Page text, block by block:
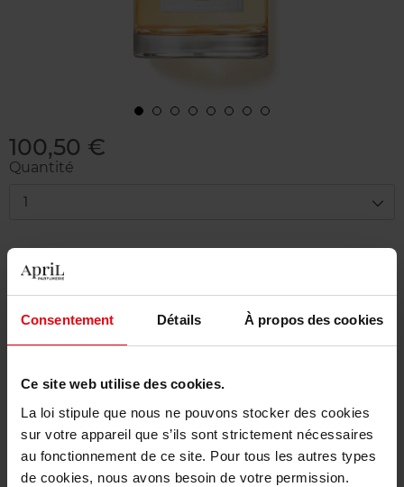
Consentement Détails À propos des cookies
Ce site web utilise des cookies.
La loi stipule que nous ne pouvons stocker des cookies
sur votre appareil que s’ils sont strictement nécessaires
au fonctionnement de ce site. Pour tous les autres types
de cookies, nous avons besoin de votre permission.
100,50 €
Quantité
1
Livraison
En stock
Ajouter au panier